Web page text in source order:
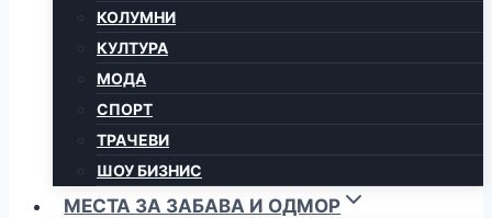
КОЛУМНИ
КУЛТУРА
МОДА
СПОРТ
ТРАЧЕВИ
ШОУ БИЗНИС
МЕСТА ЗА ЗАБАВА И ОДМОР